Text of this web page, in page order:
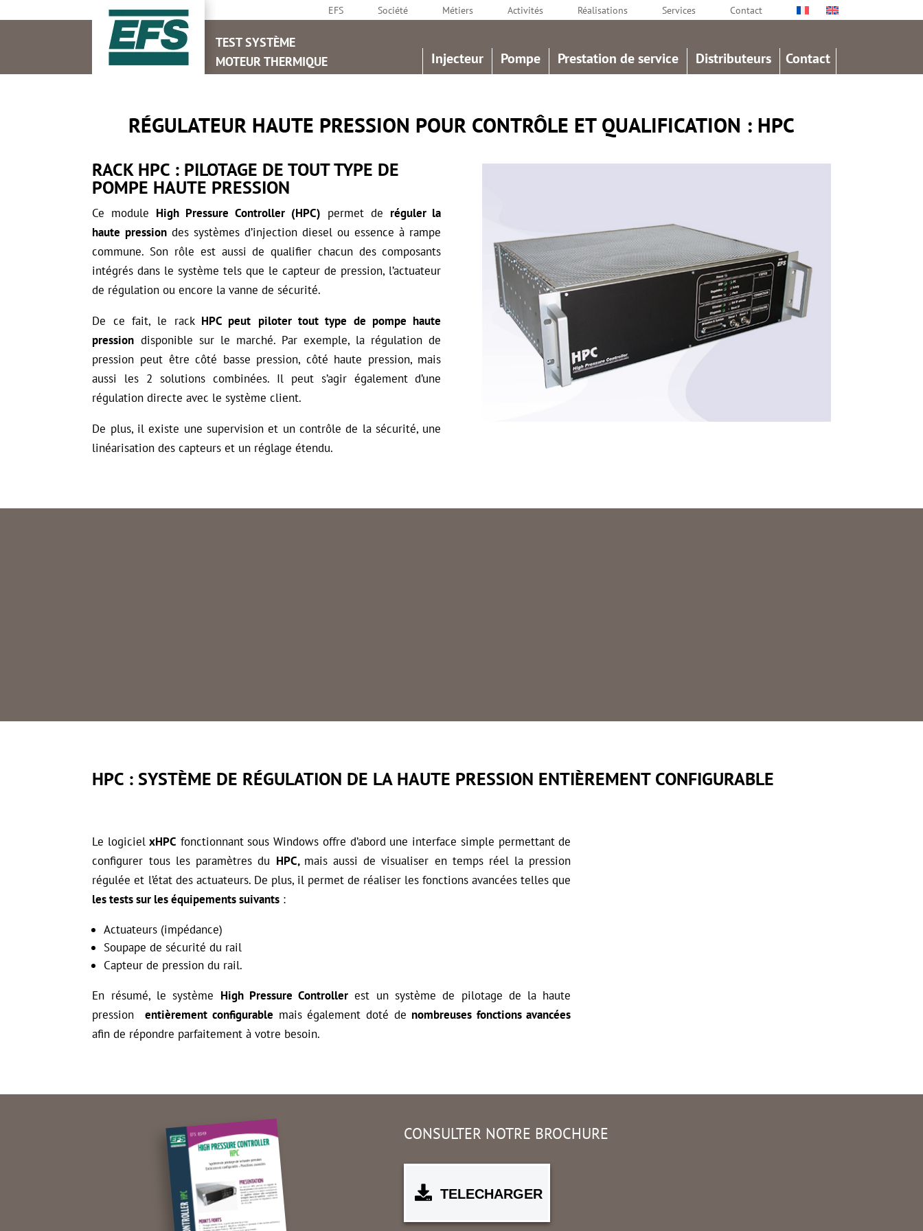
EFS Société Métiers Activités Réalisations Services Contact
TEST SYSTÈME
MOTEUR THERMIQUE
Injecteur Pompe Prestation de service Distributeurs Contact
RÉGULATEUR HAUTE PRESSION POUR CONTRÔLE ET QUALIFICATION : HPC
RACK HPC : PILOTAGE DE TOUT TYPE DE
POMPE HAUTE PRESSION
Ce module High Pressure Controller (HPC) permet de réguler la
haute pressiondes systèmes d’injection diesel ou essence à rampe
commune. Son rôle est aussi de qualifier chacun des composants
intégrés dans le système tels que le capteur de pression, l’actuateur
de régulation ou encore la vanne de sécurité.
De ce fait, le rack HPC peut piloter tout type de pompe haute
pression disponible sur le marché. Par exemple, la régulation de
pression peut être côté basse pression, côté haute pression, mais
aussi les 2 solutions combinées. Il peut s’agir également d’une
régulation directe avec le système client.
De plus, il existe une supervision et un contrôle de la sécurité, une
linéarisation des capteurs et un réglage étendu.
HPC : SYSTÈME DE RÉGULATION DE LA HAUTE PRESSION ENTIÈREMENT CONFIGURABLE
Le logiciel xHPC fonctionnant sous Windows offre d’abord une interface simple permettant de
configurer tous les paramètres du HPC, mais aussi de visualiser en temps réel la pression
régulée et l’état des actuateurs. De plus, il permet de réaliser les fonctions avancées telles que
les tests sur les équipements suivants :
Actuateurs (impédance)
Soupape de sécurité du rail
Capteur de pression du rail.
En résumé, le système High Pressure Controller est un système de pilotage de la haute
pressionentièrement configurable mais également doté de nombreuses fonctions avancées
afin de répondre parfaitement à votre besoin.
CONSULTER NOTRE BROCHURE
TELECHARGER